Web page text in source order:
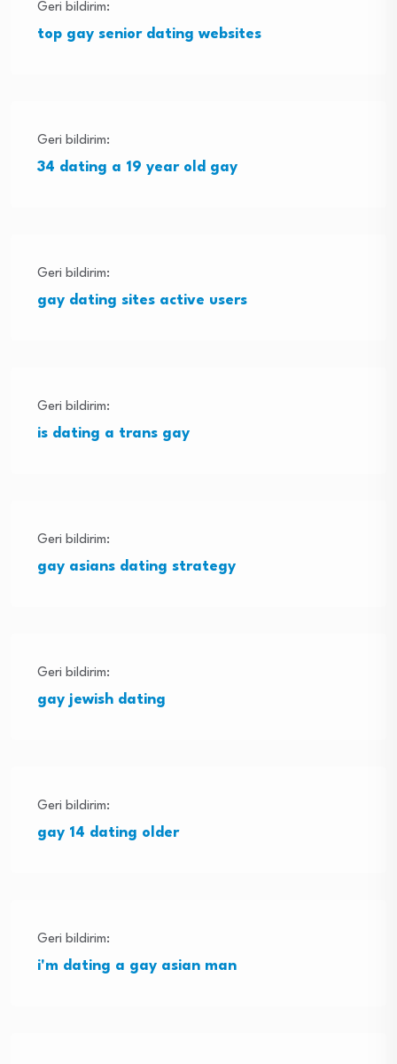
Geri bildirim:
top gay senior dating websites
Geri bildirim:
34 dating a 19 year old gay
Geri bildirim:
gay dating sites active users
Geri bildirim:
is dating a trans gay
Geri bildirim:
gay asians dating strategy
Geri bildirim:
gay jewish dating
Geri bildirim:
gay 14 dating older
Geri bildirim:
i'm dating a gay asian man